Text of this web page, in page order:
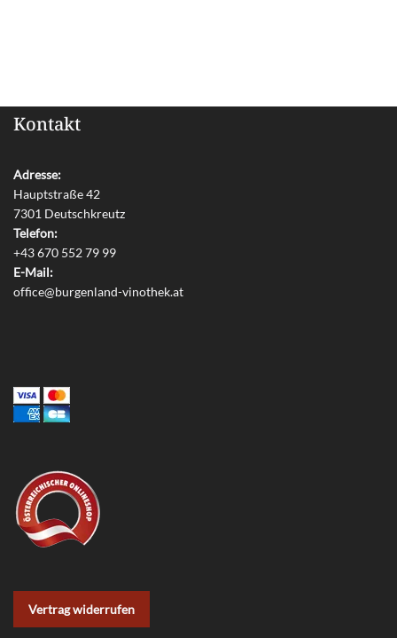
Kontakt
Adresse:
Hauptstraße 42
7301 Deutschkreutz
Telefon:
+43 670 552 79 99
E-Mail:
office@burgenland-vinothek.at
Vertrag widerrufen